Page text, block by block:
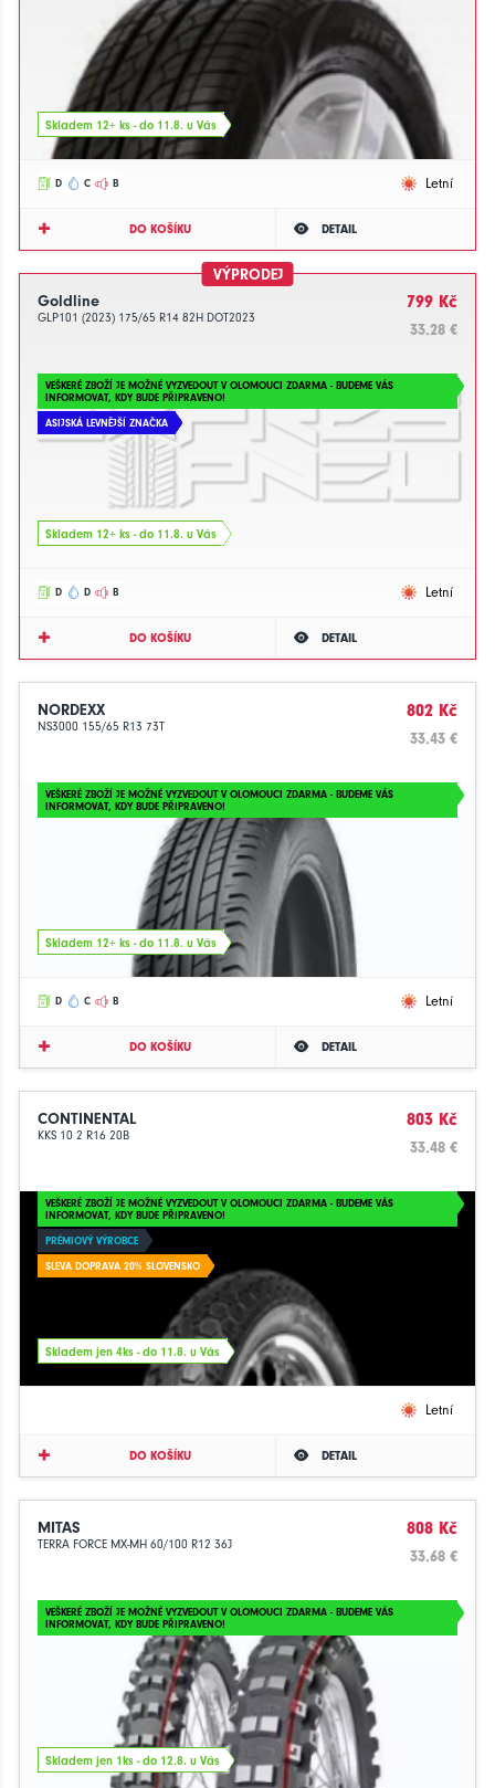
Skladem 12+ ks - do 11.8. u Vás
D C B Letní
DO KOŠÍKU DETAIL
VÝPRODEJ
Goldline
GLP101 (2023) 175/65 R14 82H DOT2023
799 Kč
33.28 €
VEŠKERÉ ZBOŽÍ JE MOŽNÉ VYZVEDOUT V OLOMOUCI ZDARMA - BUDEME VÁS
INFORMOVAT, KDY BUDE PŘIPRAVENO!
ASIJSKÁ LEVNĚJŠÍ ZNAČKA
Skladem 12+ ks - do 11.8. u Vás
D D B Letní
DO KOŠÍKU DETAIL
NORDEXX
NS3000 155/65 R13 73T
802 Kč
33.43 €
VEŠKERÉ ZBOŽÍ JE MOŽNÉ VYZVEDOUT V OLOMOUCI ZDARMA - BUDEME VÁS
INFORMOVAT, KDY BUDE PŘIPRAVENO!
Skladem 12+ ks - do 11.8. u Vás
D C B Letní
DO KOŠÍKU DETAIL
CONTINENTAL
KKS 10 2 R16 20B
803 Kč
33.48 €
VEŠKERÉ ZBOŽÍ JE MOŽNÉ VYZVEDOUT V OLOMOUCI ZDARMA - BUDEME VÁS
INFORMOVAT, KDY BUDE PŘIPRAVENO!
PRÉMIOVÝ VÝROBCE
SLEVA DOPRAVA 20% SLOVENSKO
Skladem jen 4ks - do 11.8. u Vás
Letní
DO KOŠÍKU DETAIL
MITAS
TERRA FORCE MX-MH 60/100 R12 36J
808 Kč
33.68 €
VEŠKERÉ ZBOŽÍ JE MOŽNÉ VYZVEDOUT V OLOMOUCI ZDARMA - BUDEME VÁS
INFORMOVAT, KDY BUDE PŘIPRAVENO!
Skladem jen 1ks - do 12.8. u Vás